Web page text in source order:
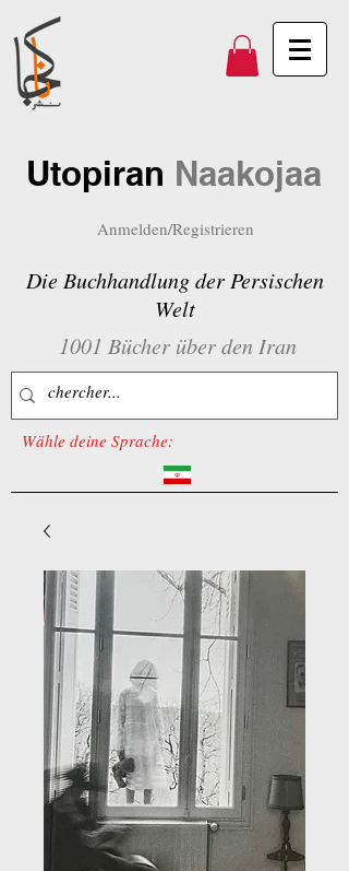
Utopiran Naakojaa
Anmelden/Registrieren
Die Buchhandlung der Persischen
Welt
1001 Bücher über den Iran
Wähle deine Sprache: